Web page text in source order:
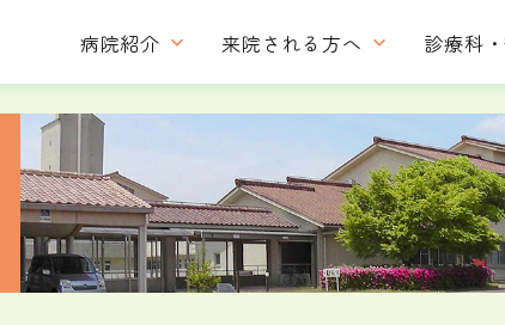
病院紹介 来院される方へ 診療科